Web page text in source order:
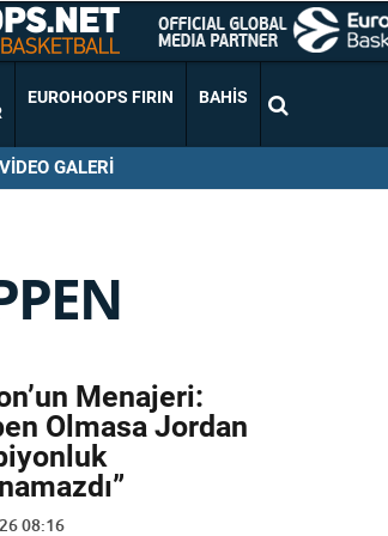
EUROHOOPS FIRIN BAHIS
VIDEO GALERI
Menajeri:
Olmasa Jordan
08:16